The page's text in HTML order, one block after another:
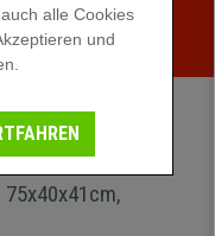
Exklusive
ansehen -
75x40x41cm,
auch alle Cookies
und